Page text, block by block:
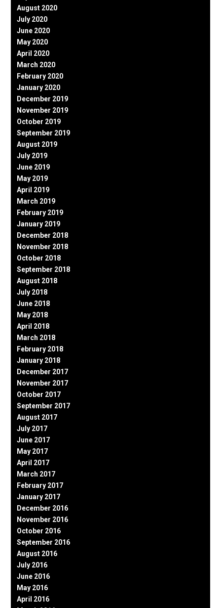
August 2020
July 2020
June 2020
May 2020
April 2020
March 2020
February 2020
January 2020
December 2019
November 2019
October 2019
September 2019
August 2019
July 2019
June 2019
May 2019
April 2019
March 2019
February 2019
January 2019
December 2018
November 2018
October 2018
September 2018
August 2018
July 2018
June 2018
May 2018
April 2018
March 2018
February 2018
January 2018
December 2017
November 2017
October 2017
September 2017
August 2017
July 2017
June 2017
May 2017
April 2017
March 2017
February 2017
January 2017
December 2016
November 2016
October 2016
September 2016
August 2016
July 2016
June 2016
May 2016
April 2016